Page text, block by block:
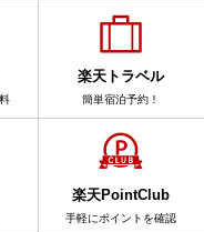
楽天トラベル
簡単宿泊予約！
楽天PointClub
手軽にポイントを確認